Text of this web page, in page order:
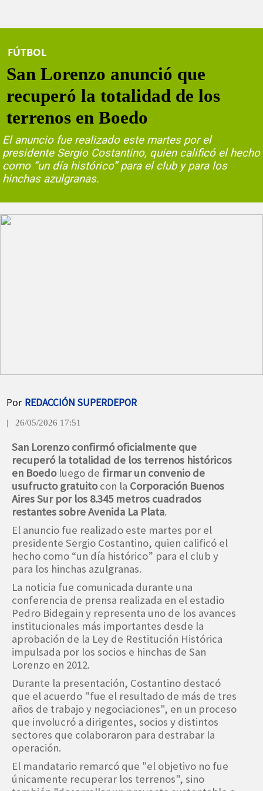
FÚTBOL
San Lorenzo anunció que
recuperó la totalidad de los
terrenos en Boedo
El anuncio fue realizado este martes por el
presidente Sergio Costantino, quien calificó el hecho
como “un día histórico” para el club y para los
hinchas azulgranas.
Por REDACCIÓN SUPERDEPOR
| 26/05/2026 17:51
San Lorenzo confirmó oficialmente que
recuperó la totalidad de los terrenos históricos
en Boedoluego de firmar un convenio de
usufructo gratuitocon la Corporación Buenos
Aires Sur por los 8.345 metros cuadrados
restantes sobre Avenida La Plata.
El anuncio fue realizado este martes por el
presidente Sergio Costantino, quien calificó el
hecho como “un día histórico” para el club y
para los hinchas azulgranas.
La noticia fue comunicada durante una
conferencia de prensa realizada en el estadio
Pedro Bidegain y representa uno de los avances
institucionales más importantes desde la
aprobación de la Ley de Restitución Histórica
impulsada por los socios e hinchas de San
Lorenzo en 2012.
Durante la presentación, Costantino destacó
que el acuerdo "fue el resultado de más de tres
años de trabajo y negociaciones", en un proceso
que involucró a dirigentes, socios y distintos
sectores que colaboraron para destrabar la
operación.
El mandatario remarcó que "el objetivo no fue
únicamente recuperar los terrenos", sino